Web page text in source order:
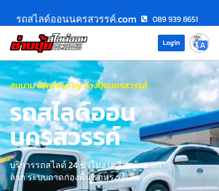
รถสไลด์ออนนครสวรรค์.com 089 939 8651
Login
สมนาม ซัพพลาย by ช่างปุ้ยนครสวรรค์
รถสไลด์ออน
นครสวรรค์
บริการรถสไลด์ 24 ชั่วโมง เคลื่อนย้าย ยก
ลาก ระบบถาดกองพื้น รถหรู รถเสีย